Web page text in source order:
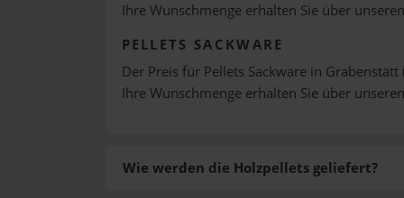
Ihre Wunschmenge erhalten Sie über unseren
PELLETS SACKWARE
Der Preis für Pellets Sackware in
Ihre Wunschmenge erhalten Sie über unseren
Wie werden die Holzpellets geliefert?